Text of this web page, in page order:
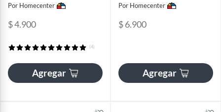
Por Homecenter
$ 4.900
(4)
Agregar
Por Homecenter
$ 6.900
Agregar